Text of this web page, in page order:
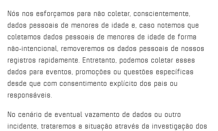
Nós nos esforçamos para não coletar, conscientemente,
dados pessoais de menores de idade e, caso notemos que
coletamos dados pessoais de menores de idade de forma
não-intencional, removeremos os dados pessoais de nossos
registros rapidamente. Entretanto, podemos coletar esses
dados para eventos, promoções ou questões específicas
desde que com consentimento explícito dos pais ou
responsáveis.
No cenário de eventual vazamento de dados ou outro
incidente, trataremos a situação através da investigação dos